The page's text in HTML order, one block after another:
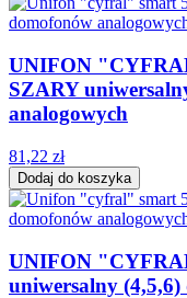
UNIFON
SZARY
analogowych
81,22 zł
Dodaj do koszyka
UNIFON
uniwersalny